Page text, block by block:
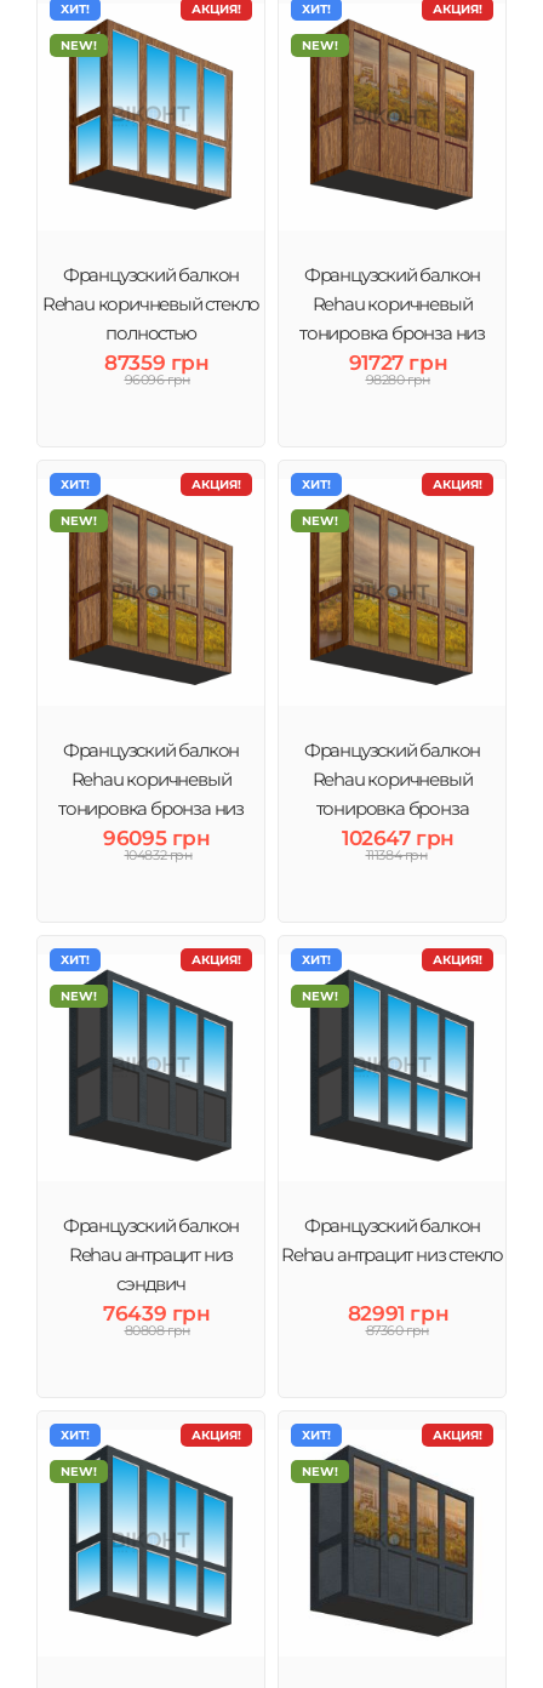
АКЦИЯ!
ХИТ!
NEW!
Французский балкон
Rehau коричневый стекло
полностью
87359 грн
96096 грн
АКЦИЯ!
ХИТ!
NEW!
Французский балкон
Rehau коричневый
тонировка бронза низ
сэндвич
91727 грн
98280 грн
АКЦИЯ!
ХИТ!
NEW!
Французский балкон
Rehau коричневый
тонировка бронза низ
стекло
96095 грн
104832 грн
АКЦИЯ!
ХИТ!
NEW!
Французский балкон
Rehau коричневый
тонировка бронза
полностью стекло
102647 грн
111384 грн
АКЦИЯ!
ХИТ!
NEW!
Французский балкон
Rehau антрацит низ
сэндвич
76439 грн
80808 грн
АКЦИЯ!
ХИТ!
NEW!
Французский балкон
Rehau антрацит низ стекло
82991 грн
87360 грн
АКЦИЯ!
ХИТ!
NEW!
АКЦИЯ!
ХИТ!
NEW!